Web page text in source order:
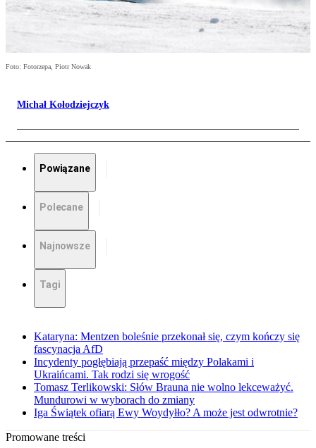
Foto: Fotorzepa, Piotr Nowak
Michał Kołodziejczyk
Powiązane
Polecane
Najnowsze
Tagi
Kataryna: Mentzen boleśnie przekonał się, czym kończy się
fascynacja AfD
Incydenty pogłębiają przepaść między Polakami i
Ukraińcami. Tak rodzi się wrogość
Tomasz Terlikowski: Słów Brauna nie wolno lekceważyć.
Mundurowi w wyborach do zmiany
Iga Świątek ofiarą Ewy Woydyłło? A może jest odwrotnie?
Promowane treści